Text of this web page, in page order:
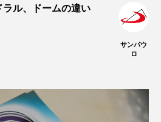
ル、ドームの違い
サンパウ
ロ